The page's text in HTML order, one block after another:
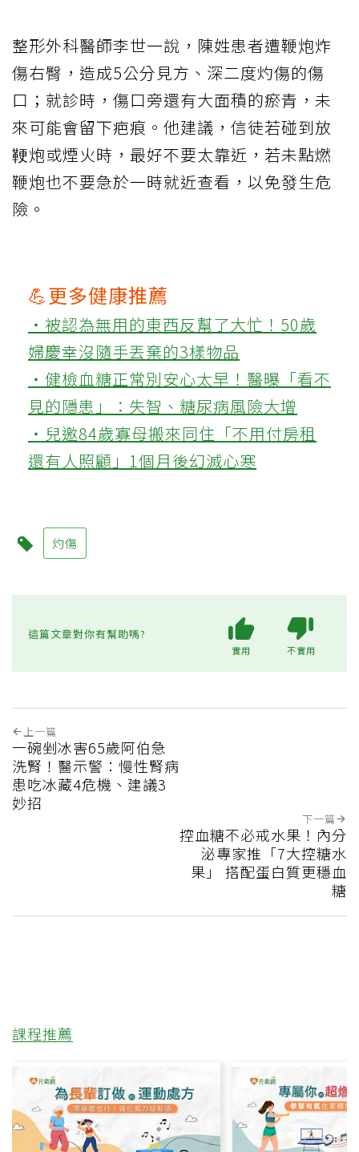
整形外科醫師李世一說，陳姓患者遭鞭炮炸
傷右臀，造成5公分見方、深二度灼傷的傷
口；就診時，傷口旁還有大面積的瘀青，未
來可能會留下疤痕。他建議，信徒若碰到放
鞕炮或煙火時，最好不要太靠近，若未點燃
鞭炮也不要急於一時就近查看，以免發生危
險。
💪更多健康推薦
‧被認為無用的東西反幫了大忙！50歲
婦慶幸沒隨手丟棄的3樣物品
‧健檢血糖正常別安心太早！醫曝「看不
見的隱患」：失智、糖尿病風險大增
‧兒邀84歲寡母搬來同住「不用付房租
還有人照顧」1個月後幻滅心寒
灼傷
這篇文章對你有幫助嗎?
實用 不實用
上一篇
一碗剉冰害65歲阿伯急
洗腎！醫示警：慢性腎病
患吃冰藏4危機、建議3
妙招
下一篇
控血糖不必戒水果！內分
泌專家推「7大控糖水
果」 搭配蛋白質更穩血
糖
課程推薦